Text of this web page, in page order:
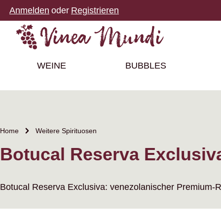
Hauptinhalt springen
Zur Suche springen
Zur Hauptnavigation springen
Anmelden oder Registrieren
WEINE BUBBLES
Home Weitere Spirituosen
Botucal Reserva
Botucal Reserva Exclusiva: venezolanischer